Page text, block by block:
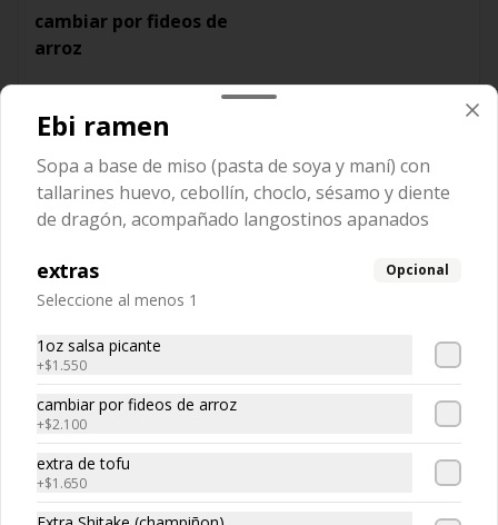
cambiar por fideos de
arroz
$1.500
Conócenos
Llámanos +56 229441662
Términos y condiciones
Ebi ramen
Sopa a base de miso (pasta de soya y maní) con
tallarines huevo, cebollín, choclo, sésamo y diente
de dragón, acompañado langostinos apanados
extras Opcional
Seleccione al menos 1
1oz salsa picante
+$1.550
cambiar por fideos de arroz
+$2.100
extra de tofu
+$1.650